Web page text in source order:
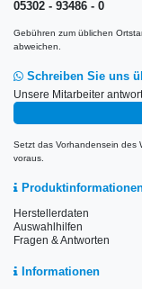
05302 - 93486 - 0
Gebühren zum üblichen
abweichen.
Schreiben Sie uns
Unsere Mitarbeiter
Setzt das Vorhandensein des
voraus.
Herstellerdaten
Auswahlhilfen
Fragen & Antworten
Informationen